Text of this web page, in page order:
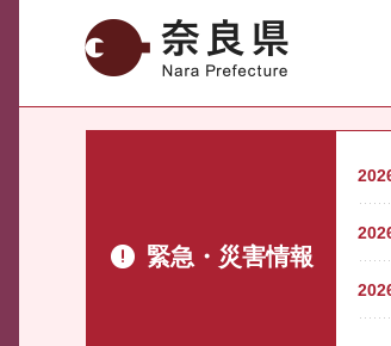
奈良県
緊急・災害情報